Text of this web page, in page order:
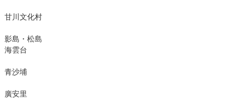
甘川文化村
影島・松島
海雲台
青沙埔
廣安里